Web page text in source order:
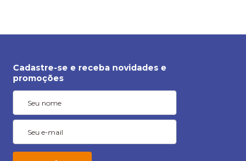
Cadastre-se e receba novidades e
promoções